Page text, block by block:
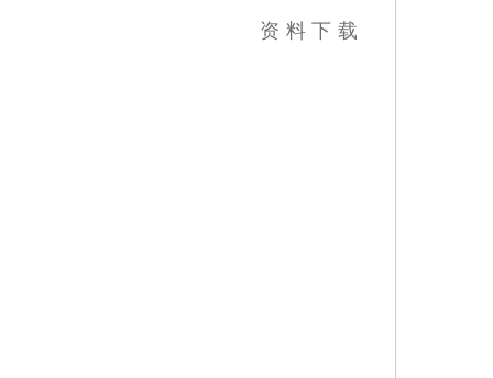
视频类
数媒类
摄影类
广告类
录音类
美术类
资 料 下 载